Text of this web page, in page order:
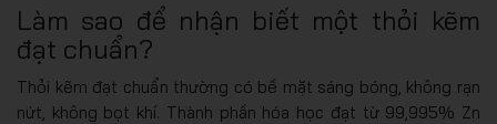
Làm sao để nhận biết một thỏi kẽm
đạt chuẩn?
Thỏi kẽm đạt chuẩn thường có bề mặt sáng bóng, không rạn
nứt, không bọt khí. Thành phần hóa học đạt từ 99,995% Zn